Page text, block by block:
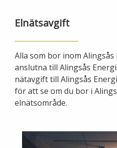
Konsumenträttigheter
Mina Sidor
VA & Renhållning
Miljö och arbetsmiljö
Produktion
Nyheter
Elnätsavgift
Alla som bor inom
anslutna till Alingsås
nätavgift till Alingsås
för att se om du bor i
elnätsområde.